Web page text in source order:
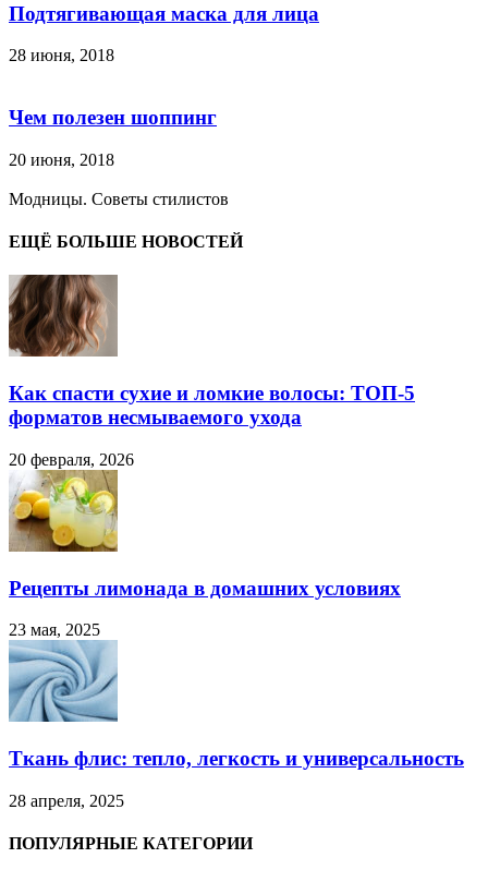
Подтягивающая маска для лица
28 июня, 2018
Чем полезен шоппинг
20 июня, 2018
Модницы. Советы стилистов
ЕЩЁ БОЛЬШЕ НОВОСТЕЙ
Как спасти сухие и ломкие волосы: ТОП-5
форматов несмываемого ухода
20 февраля, 2026
Рецепты лимонада в домашних условиях
23 мая, 2025
Ткань флис: тепло, легкость и универсальность
28 апреля, 2025
ПОПУЛЯРНЫЕ КАТЕГОРИИ